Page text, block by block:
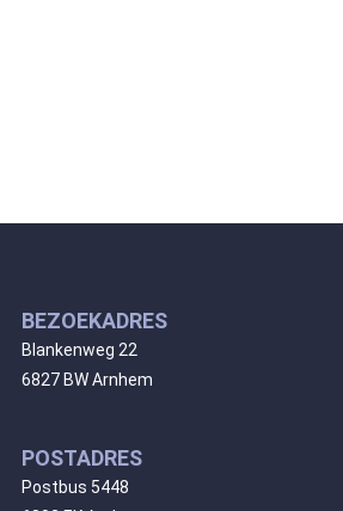
BEZOEKADRES
Blankenweg 22
6827 BW Arnhem
POSTADRES
Postbus 5448